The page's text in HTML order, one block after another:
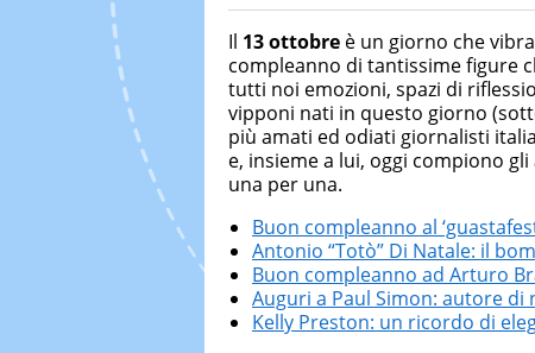
Ph(D) in Diritto Comparato e
numerose testate ed è
Il 13 ottobre è un giorno che
compleanno di tantissime figure
tutti noi emozioni, spazi di
vipponi nati in questo giorno
più amati ed odiati giornalisti
e, insieme a lui, oggi compiono
una per una.
Buon compleanno al
Antonio “Totò” Di Natale: il
Buon compleanno ad Arturo
Auguri a Paul Simon: autore
Kelly Preston: un ricordo di